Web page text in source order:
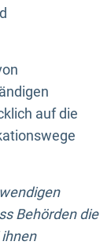
auf die
Behörden die